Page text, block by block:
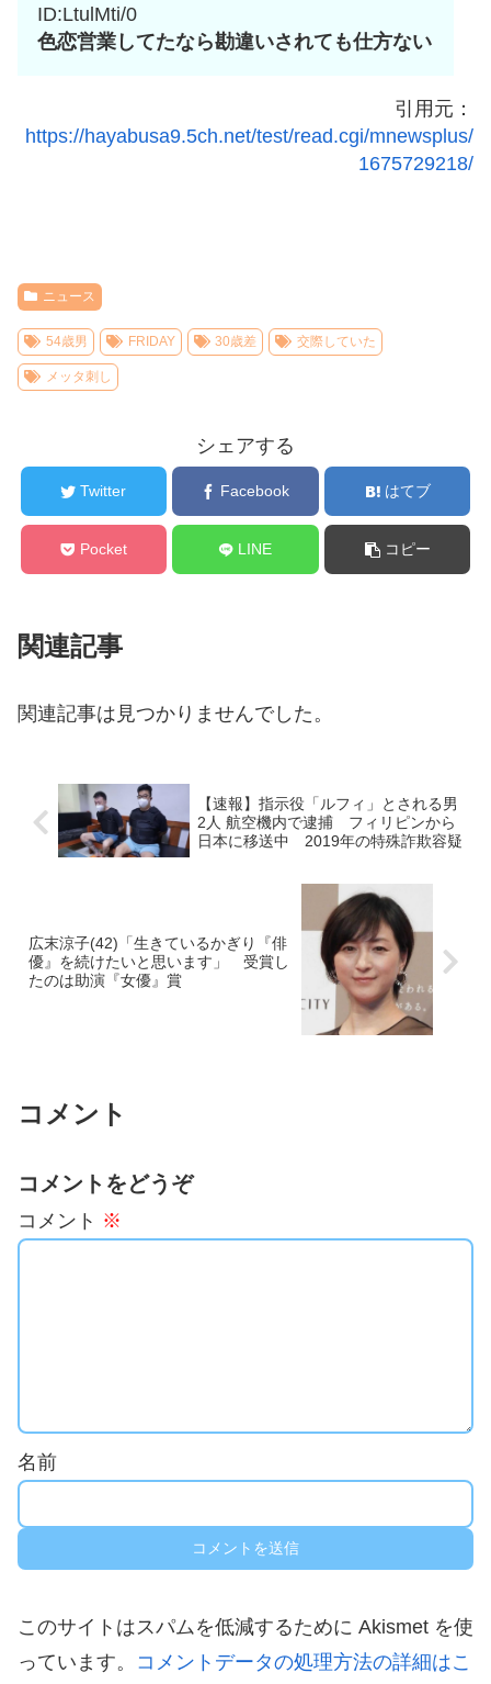
ID:LtulMti/0
色恋営業してたなら勘違いされても仕方ない
引用元：
https://hayabusa9.5ch.net/test/read.cgi/mnewsplus/
1675729218/
ニュース
54歳男 FRIDAY 30歳差 交際していた
メッタ刺し
シェアする
Twitter Facebook はてブ
Pocket LINE コピー
関連記事
関連記事は見つかりませんでした。
【速報】指示役「ルフィ」とされる男
2人 航空機内で逮捕 フィリピンから
日本に移送中 2019年の特殊詐欺容疑
広末涼子(42)「生きているかぎり『俳
優』を続けたいと思います」 受賞し
たのは助演『女優』賞
コメント
コメントをどうぞ
コメント ※
名前
このサイトはスパムを低減するために Akismet を使
っています。 コメントデータの処理方法の詳細はこ